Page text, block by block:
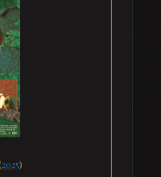
2025)